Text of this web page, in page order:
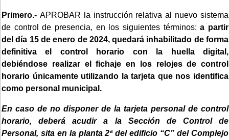
Primero.- APROBAR la instrucción relativa al nuevo sistema
de control de presencia, en los siguientes términos: a partir
del día 15 de enero de 2024, quedará inhabilitado de forma
definitiva el control horario con la huella digital,
debiéndose realizar el fichaje en los relojes de control
horario únicamente utilizando la tarjeta que nos identifica
como personal municipal.
En caso de no disponer de la tarjeta personal de control
horario, deberá acudir a la Sección de Control de
Personal, sita en la planta 2ª del edificio “C” del Complejo